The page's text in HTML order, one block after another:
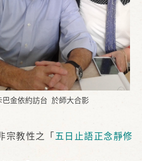
巴金依約訪台 於師大合影
宗教性之「 五日止語正念靜修